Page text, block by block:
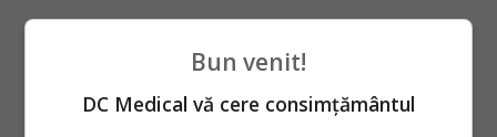
Bun venit!
DC Medical vă cere consimțământul